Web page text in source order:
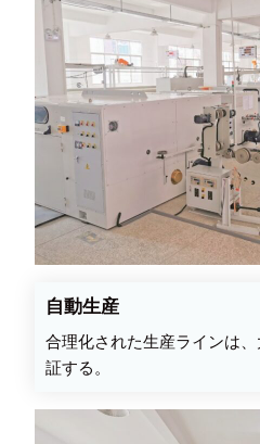
自動生産
合理化された生産ラインは
証する。